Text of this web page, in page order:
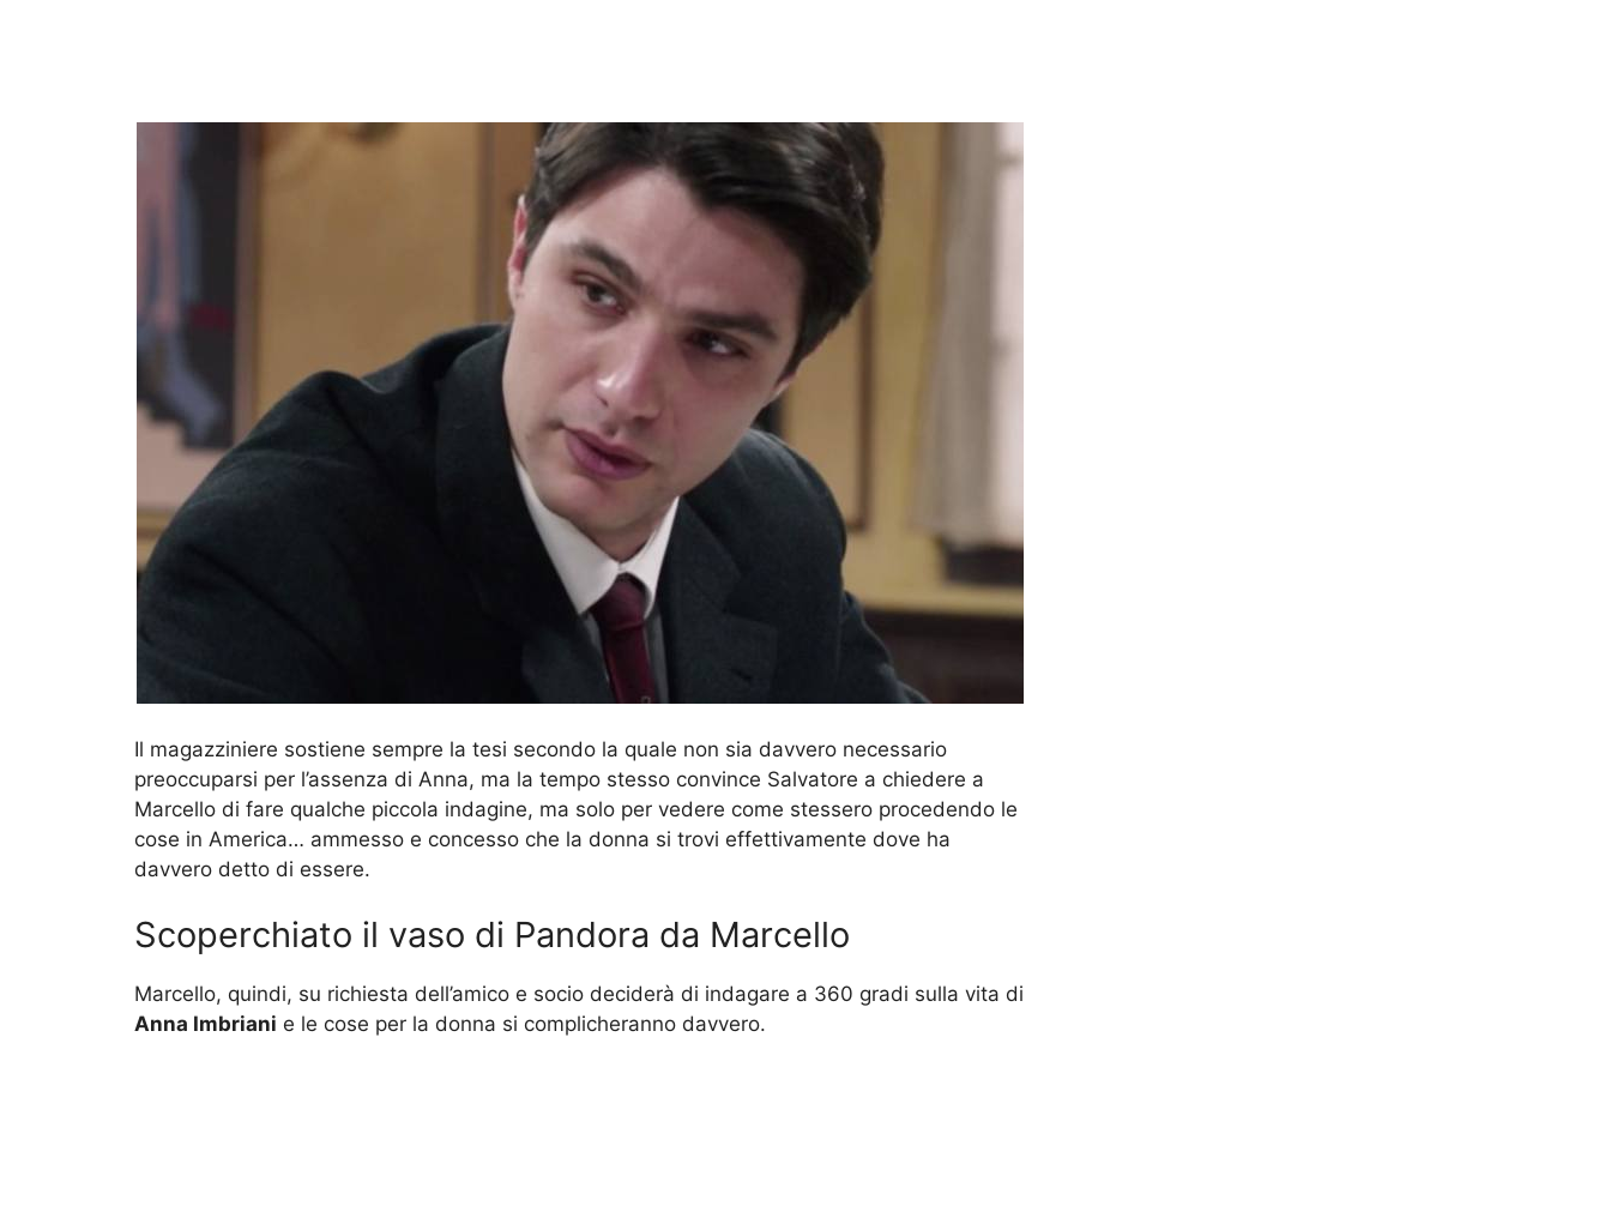
Il magazziniere sostiene sempre la tesi secondo la quale non sia davvero necessario
preoccuparsi per l’assenza di Anna, ma la tempo stesso convince Salvatore a chiedere a
Marcello di fare qualche piccola indagine, ma solo per vedere come stessero procedendo le
cose in America… ammesso e concesso che la donna si trovi effettivamente dove ha
davvero detto di essere.
Scoperchiato il vaso di Pandora da Marcello
Marcello, quindi, su richiesta dell’amico e socio deciderà di indagare a 360 gradi sulla vita di
Anna Imbriani e le cose per la donna si complicheranno davvero.